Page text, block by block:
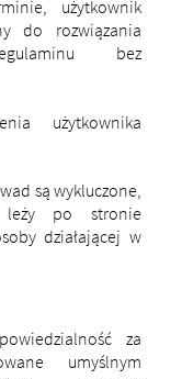
użytkownik
do rozwiązania
bez
użytkownika
są wykluczone,
leży po stronie
działającej w
za
umyślnym